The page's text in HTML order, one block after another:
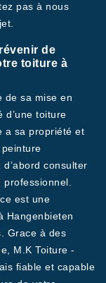
pas à nous
de
toiture à
de sa mise en
toiture
a sa propriété et
consulter
est une
Hangenbieten
Grace à des
M.K Toiture -
fiable et capable